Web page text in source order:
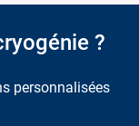
?
personnalisées